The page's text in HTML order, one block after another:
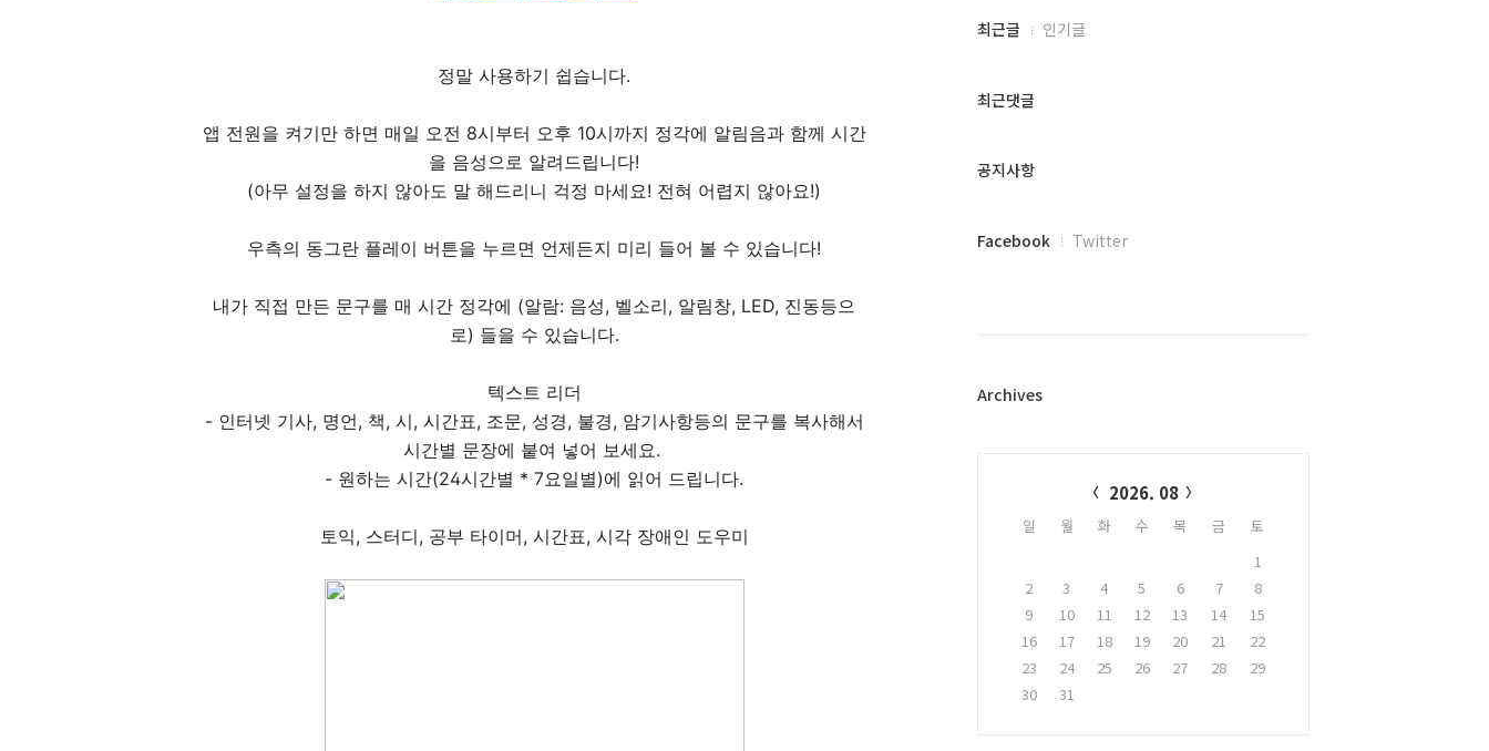
정말 사용하기 쉽습니다.
앱 전원을 켜기만 하면 매일 오전 8시부터 오후 10시까지 정각에 알림음과 함께 시간
을 음성으로 알려드립니다!
(아무 설정을 하지 않아도 말 해드리니 걱정 마세요! 전혀 어렵지 않아요!)
우측의 동그란 플레이 버튼을 누르면 언제든지 미리 들어 볼 수 있습니다!
내가 직접 만든 문구를 매 시간 정각에 (알람: 음성, 벨소리, 알림창, LED, 진동등으
로) 들을 수 있습니다.
텍스트 리더
- 인터넷 기사, 명언, 책, 시, 시간표, 조문, 성경, 불경, 암기사항등의 문구를 복사해서
시간별 문장에 붙여 넣어 보세요.
- 원하는 시간(24시간별 * 7요일별)에 읽어 드립니다.
토익, 스터디, 공부 타이머, 시간표, 시각 장애인 도우미
최
과
글
최근글 인기글
최근댓글
공지사항
페
플
Facebook Twitter
Archives
2026. 08
일 월 화 수 목 금
토
1
2
3 4 5 6 7
8
9
10 11 12 13 14
15
16
17 18 19 20 21
22
23
24 25 26 27 28
29
30
31